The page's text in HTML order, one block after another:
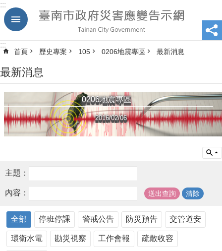
跳到主要內容區塊
:::
:::
首頁 歷史專案 105 0206地震專區 最新消息
最新消息
0206地震專區
2016/02/06
主題：
內容：
全部 停班停課 警戒公告 防災預告 交管道安
環衛水電 勘災視察 工作會報 疏散收容